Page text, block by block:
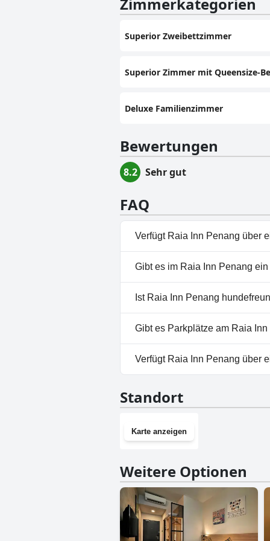
Superior Zweibettzimmer
Superior Zimmer mit Queensize-
Deluxe Familienzimmer
Bewertungen
8.2 Sehr gut
FAQ
Verfügt Raia Inn Penang über
Nein, Raia Inn Penang hat
Gibt es im Raia Inn Penang
Nein, ein Spa ist im Raia Inn
Ist Raia Inn Penang
Nein, Raia Inn Penang erlaubt
Gibt es Parkplätze am Raia
Ja, Parkmöglichkeiten sind im
Verfügt Raia Inn Penang über
Standort
Karte anzeigen
Weitere Optionen